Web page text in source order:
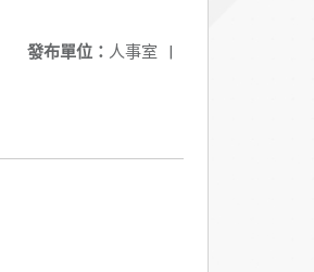
發布單位： 人事室 |